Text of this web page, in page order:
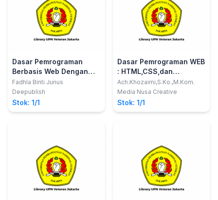
Dasar Pemrograman
Berbasis Web Dengan
PHP Native- Procedural &
MySQL
Fadhla Binti Junus
Deepublish
Stok: 1/1
Dasar Pemrograman WEB
: HTML,CSS,dan
JavaScript
Ach.Khozaimi,S.Ko.,M.Kom.
Media Nusa Creative
Stok: 1/1